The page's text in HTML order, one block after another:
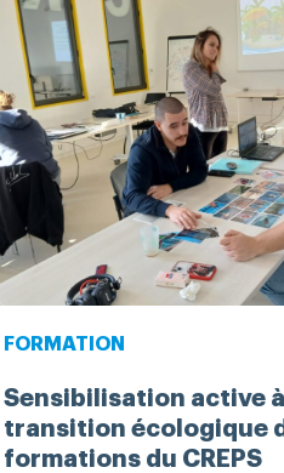
FORMATION
Sensibilisation active
transition écologique
formations du CREPS